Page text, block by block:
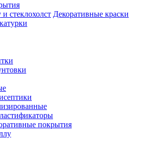
стеклохолст Декоративные краски
покрытия